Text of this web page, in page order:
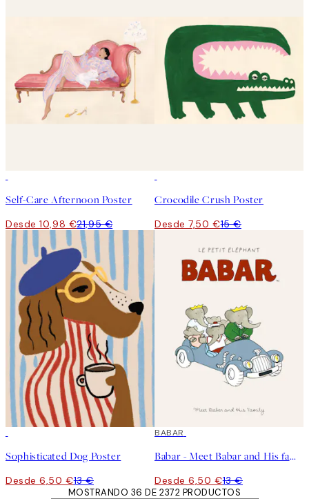
Self-Care Afternoon Poster
Desde 10,98 €21,95 €
Crocodile Crush Poster
Desde 7,50 €15 €
Sophisticated Dog Poster
Desde 6,50 €13 €
50%*
BABAR
Babar - Meet Babar and His family Poster
Desde 6,50 €13 €
MOSTRANDO 36 DE 2372 PRODUCTOS